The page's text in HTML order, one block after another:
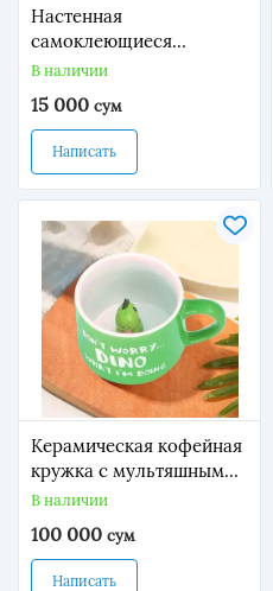
Настенная
самоклеющиеся
мыльница с выдвижным
поддоном.
В наличии
15 000 сум
Написать
Керамическая кофейная
кружка с мультяшным
животным внутри (350
В наличии
100 000 сум
Написать